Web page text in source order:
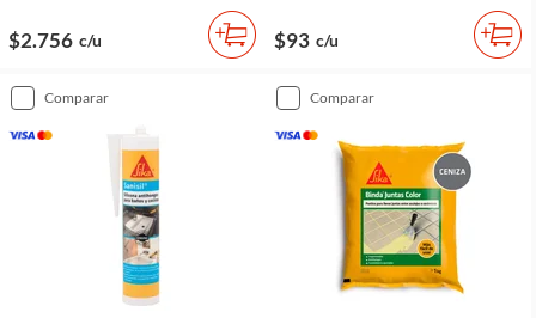
$2.756 c/u $93 c/u
comparar comparar